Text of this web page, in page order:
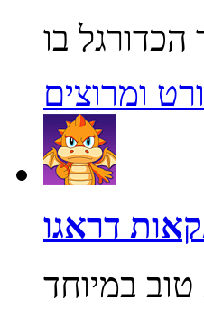
ומרוצים
דראגו